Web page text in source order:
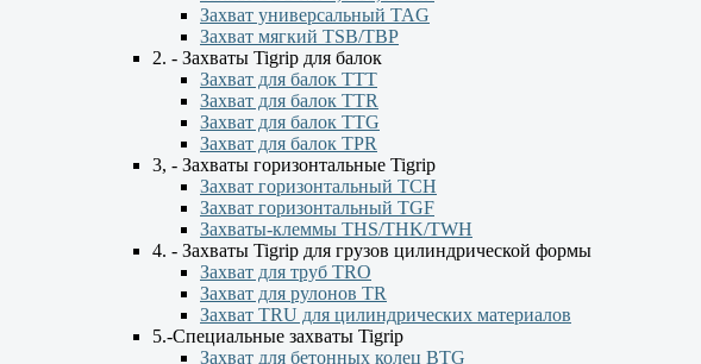
Захват универсальный TAG
Захват мягкий TSB/TBP
2. - Захваты Tigrip для балок
Захват для балок ТТТ
Захват для балок TTR
Захват для балок TTG
Захват для балок TPR
3, - Захваты горизонтальные Tigrip
Захват горизонтальный ТСН
Захват горизонтальный ТGF
Захваты-клеммы THS/THK/TWH
4. - Захваты Tigrip для грузов цилиндрической формы
Захват для труб TRO
Захват для рулонов TR
Захват TRU для цилиндрических материалов
5.-Специальные захваты Tigrip
Захват для бетонных колец BTG